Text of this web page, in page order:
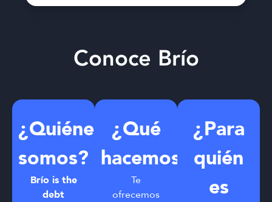
Conoce Brío
¿Quiénes
somos?
Brío is the
debt
¿Qué
hacemos?
Te
ofrecemos
¿Para
quién
es